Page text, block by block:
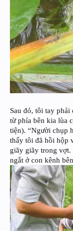
Sau đó, tôi tay
từ phía bên kia lùa
tiện). “Người chụp
thấy tôi đã hồi hộp
giãy giãy trong vợt.
ngắt ở con kênh